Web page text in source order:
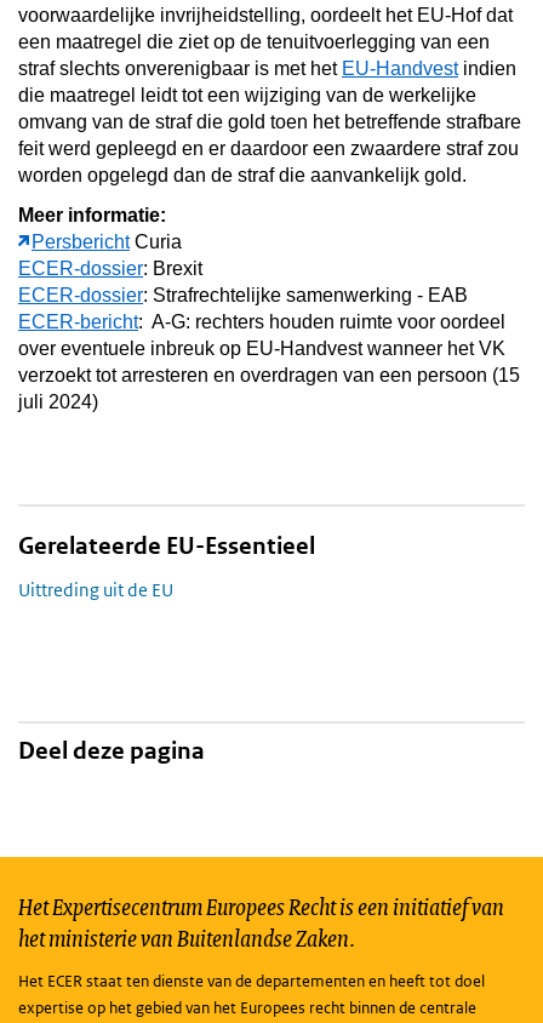
voorwaardelijke invrijheidstelling, oordeelt het EU-Hof dat
een maatregel die ziet op de tenuitvoerlegging van een
straf slechts onverenigbaar is met het EU-Handvestindien
die maatregel leidt tot een wijziging van de werkelijke
omvang van de straf die gold toen het betreffende strafbare
feit werd gepleegd en er daardoor een zwaardere straf zou
worden opgelegd dan de straf die aanvankelijk gold.
Meer informatie:
PersberichtCuria
ECER-dossier: Brexit
ECER-dossier: Strafrechtelijke samenwerking - EAB
ECER-bericht: A-G: rechters houden ruimte voor oordeel
over eventuele inbreuk op EU-Handvest wanneer het VK
verzoekt tot arresteren en overdragen van een persoon (15
juli 2024)
Gerelateerde EU-Essentieel
Uittreding uit de EU
Deel deze pagina
Het Expertisecentrum Europees Recht is een initiatief van
het ministerie van Buitenlandse Zaken.
Het ECER staat ten dienste van de departementen en heeft tot doel
expertise op het gebied van het Europees recht binnen de centrale